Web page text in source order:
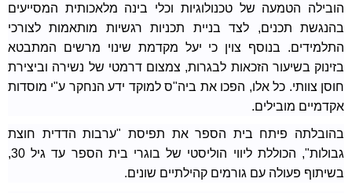
הובילה הטמעה של טכנולוגיות וכלי בינה מלאכותית המסייעים
בהנגשת תכנים, לצד בניית תכניות רגשיות מותאמות לצורכי
התלמידים. בנוסף צוין כי יעל מקדמת שינוי מרשים המתבטא
בזינוק בשיעור הזכאות לבגרות, צמצום דרמטי של נשירה וביצירת
חוסן צוותי. כל אלו, הפכו את ביה"ס למוקד ידע הנחקר ע"י מוסדות
אקדמיים מובילים.
בהובלתה פיתח בית הספר את תפיסת "ערבות הדדית חוצת
גבולות", הכוללת ליווי הוליסטי של בוגרי בית הספר עד גיל 30,
בשיתוף פעולה עם גורמים קהילתיים שונים.